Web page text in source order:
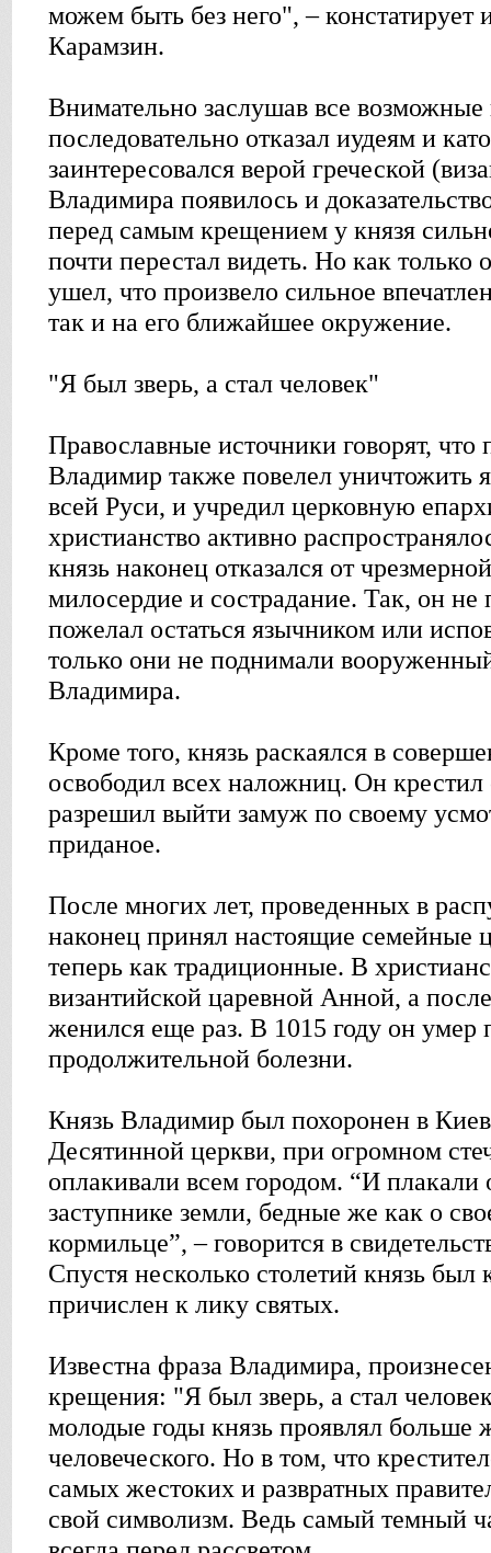
можем быть без него", – констатирует
Карамзин.
Внимательно заслушав все возможные
последовательно отказал иудеям и
заинтересовался верой греческой
Владимира появилось и
перед самым крещением у князя
почти перестал видеть. Но как только
ушел, что произвело сильное
так и на его ближайшее окружение.
"Я был зверь, а стал человек"
Православные источники говорят, что
Владимир также повелел уничтожить
всей Руси, и учредил церковную
христианство активно
князь наконец отказался от
милосердие и сострадание. Так, он не
пожелал остаться язычником или
только они не поднимали
Владимира.
Кроме того, князь раскаялся в
освободил всех наложниц. Он
разрешил выйти замуж по своему
приданое.
После многих лет, проведенных в
наконец принял настоящие семейные
теперь как традиционные. В
византийской царевной Анной, а
женился еще раз. В 1015 году он умер
продолжительной болезни.
Князь Владимир был похоронен в
Десятинной церкви, при огромном
оплакивали всем городом. “И плакали
заступнике земли, бедные же как о
кормильце”, – говорится в
Спустя несколько столетий князь был
причислен к лику святых.
Известна фраза Владимира,
крещения: "Я был зверь, а стал
молодые годы князь проявлял больше
человеческого. Но в том, что
самых жестоких и развратных
свой символизм. Ведь самый темный